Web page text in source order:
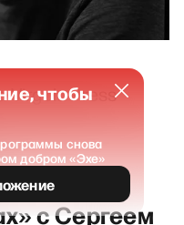
Virgola Press
с Сергеем
чтобы
снова
добром «Эхе»